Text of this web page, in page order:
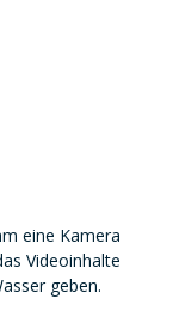
eine Kamera
Videoinhalte
geben.